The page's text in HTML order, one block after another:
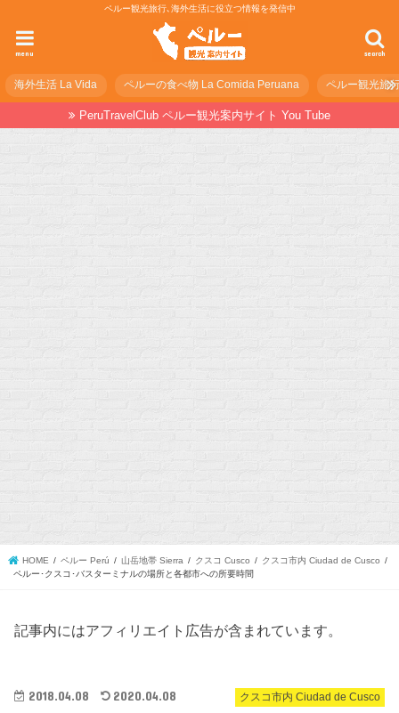
ペルー観光旅行､海外生活に役立つ情報を発信中
search
menu
海外生活 La Vida ペルーの食べ物 La Comida Peruana ペルー観光旅
PeruTravelClub ペルー観光案内サイト You Tube
HOME ペルー Perú 山岳地帯 Sierra クスコ Cusco
クスコ市内 Ciudad de Cusco
ペルー･クスコ･バスターミナルの場所と各都市への所要時間
記事内にはアフィリエイト広告が含まれています。
クスコ市内 Ciudad de Cusco
2018.04.08 2020.04.08